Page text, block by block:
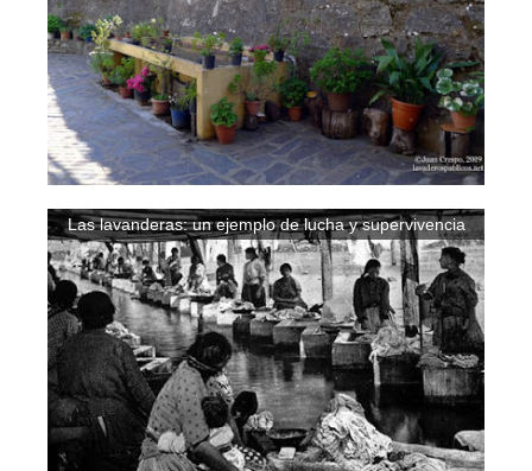
Las lavanderas: un ejemplo de lucha y supervivencia